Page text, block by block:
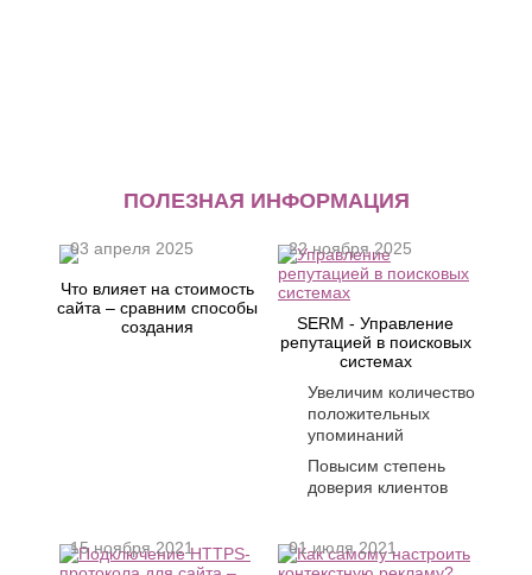
ПОЛЕЗНАЯ ИНФОРМАЦИЯ
Что влияет на стоимость
сайта – сравним способы
создания
03 апреля 2025
SERM - Управление
репутацией в поисковых
системах
22 ноября 2025
Увеличим количество
положительных
упоминаний
Повысим степень
доверия клиентов
15 ноября 2021 01 июля 2021